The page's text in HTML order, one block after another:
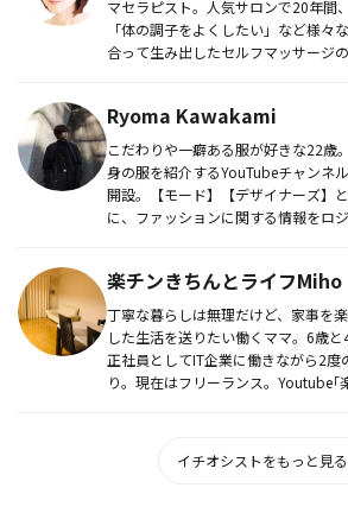
マセラピスト。人気サロンで20年間
「体の調子をよくしたい」など様々
合って生み出したセルフマッサージ
Ryoma Kawakami
こだわりや一癖ある服が好きな22歳
身の服を紹介するYouTubeチャンネ
開設。【モード】【デザイナーズ】
に、ファッションに関する情報をロ
楽チンきちんとライフMiho
丁寧な暮らしは無理だけど、家事を
した生活を送りたい働くママ。6歳と
正社員としてIT企業に働きながら2度
り。現在はフリーランス。Youtube｢
イチオシストをもっと見る